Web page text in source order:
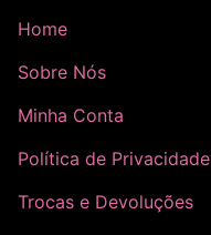
Home
Sobre Nós
Minha Conta
Política de Privacidade
Trocas e Devoluções